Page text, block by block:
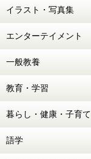
イラスト・写真集
エンターテイメント
一般教養
教育・学習
暮らし・健康・子育て
語学